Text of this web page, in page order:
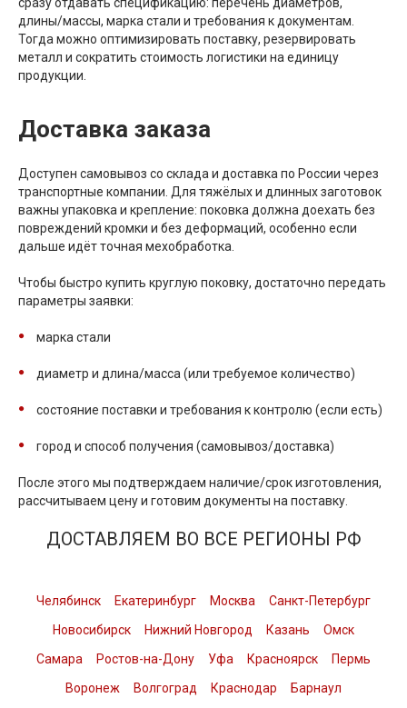
длины/массы, марка стали и требования к документам.
Тогда можно оптимизировать поставку, резервировать
металл и сократить стоимость логистики на единицу
продукции.
Доставка заказа
Доступен самовывоз со склада и доставка по России через
транспортные компании. Для тяжёлых и длинных заготовок
важны упаковка и крепление: поковка должна доехать без
повреждений кромки и без деформаций, особенно если
дальше идёт точная мехобработка.
Чтобы быстро купить круглую поковку, достаточно передать
параметры заявки:
марка стали
диаметр и длина/масса (или требуемое количество)
состояние поставки и требования к контролю (если есть)
город и способ получения (самовывоз/доставка)
После этого мы подтверждаем наличие/срок изготовления,
рассчитываем цену и готовим документы на поставку.
ДОСТАВЛЯЕМ ВО ВСЕ РЕГИОНЫ РФ
Челябинск Екатеринбург Москва
Санкт-Петербург
Новосибирск
Нижний Новгород Казань
Омск
Самара
Ростов-на-Дону Уфа Красноярск
Пермь
Воронеж
Волгоград Краснодар
Барнаул